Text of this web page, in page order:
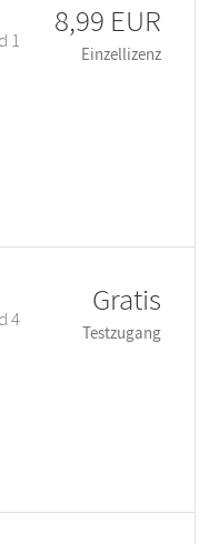
1
8,99 EUR
Einzellizenz
4
Gratis
Testzugang